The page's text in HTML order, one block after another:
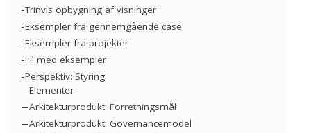
Trinvis opbygning af visninger
Eksempler fra gennemgående case
Eksempler fra projekter
Fil med eksempler
Perspektiv: Styring
Elementer
Arkitekturprodukt: Forretningsmål
Arkitekturprodukt: Governancemodel